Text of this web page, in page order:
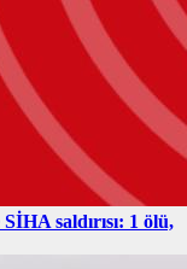
saldırısı: 1 ölü,